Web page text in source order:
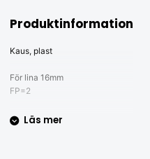
Produktinformation
Kaus, plast
För lina 16mm
FP=2
Läs mer